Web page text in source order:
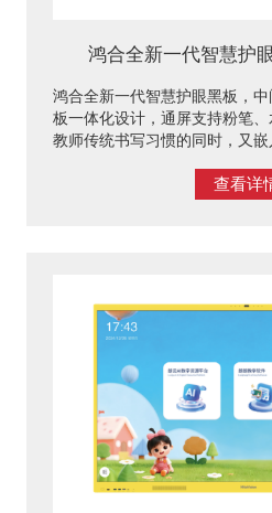
鸿合全新一代智慧护
鸿合全新一代智慧护眼黑板，
板一体化设计，通屏支持粉笔
教师传统书写习惯的同时，又
创设多元化的互动教学场景。
查看详